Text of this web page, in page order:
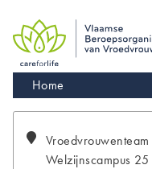
main
navigation
Kruimelpad
Home
Vroedvrouwenteam
Welzijnscampus 25